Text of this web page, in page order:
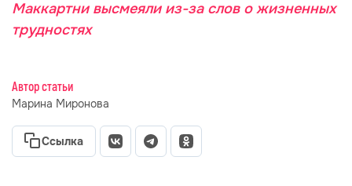
Маккартни высмеяли из-за слов о жизненных
трудностях
Автор статьи
Марина Миронова
Ссылка